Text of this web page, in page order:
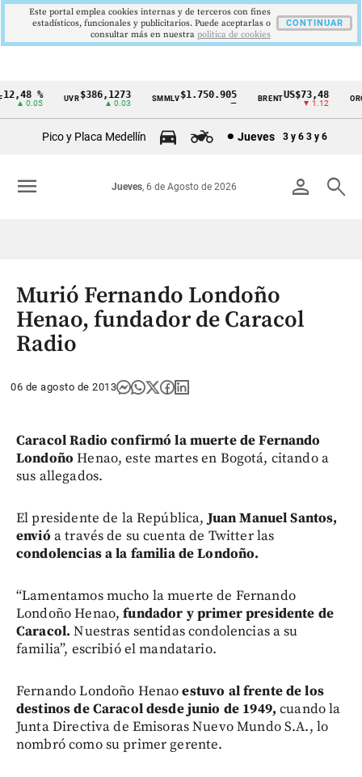
Cintillo
Colombia
%
▲ 0.05
UVR$386,1273
▲ 0.03
SMMLV$1.750.905 BRENTUS$73,48
▼ 1.12
ORO
Pico y Placa Medellín Jueves 3 y 6 3 y 6
person search
Jueves, 6 de Agosto de 2026
menu
Murió Fernando Londoño
Henao, fundador de Caracol
Radio
06 de agosto de 2013
Caracol Radio confirmó la muerte de Fernando
Londoño Henao, este martes en Bogotá, citando a
sus allegados.
El presidente de la República,Juan Manuel Santos,
envió a través de su cuenta de Twitter las
condolencias a la familia de Londoño.
“Lamentamos mucho la muerte de Fernando
Londoño Henao,fundador y primer presidente de
Caracol. Nuestras sentidas condolencias a su
familia”, escribió el mandatario.
Fernando Londoño Henaoestuvo al frente de los
destinos de Caracol desde junio de 1949, cuando la
Junta Directiva de Emisoras Nuevo Mundo S.A., lo
nombró como su primer gerente.
Este portal emplea cookies internas y de terceros con fines
estadísticos, funcionales y publicitarios. Puede aceptarlas o
consultar más en nuestra politica de cookies
CONTINUAR